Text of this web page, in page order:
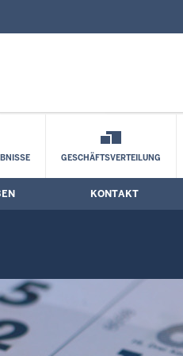
Kontaktformular
GESCHÄFTSVERTEILUNG
KONTAKT